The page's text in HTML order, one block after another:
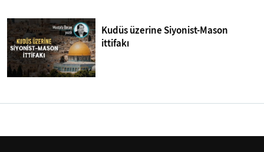
Kudüs üzerine Siyonist-Mason
ittifakı